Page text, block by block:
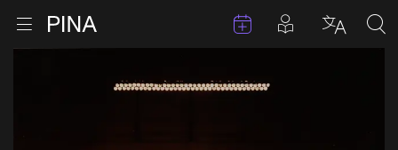
Ouvrir le menu Retour à la page d'accueil Évenements
Articles en